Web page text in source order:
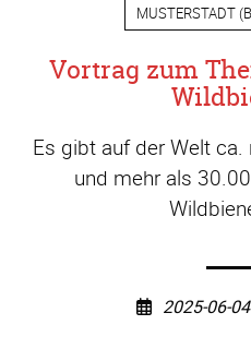
MUSTERSTADT (
Vortrag zum
Es gibt auf der Welt
und mehr als
2025-06-